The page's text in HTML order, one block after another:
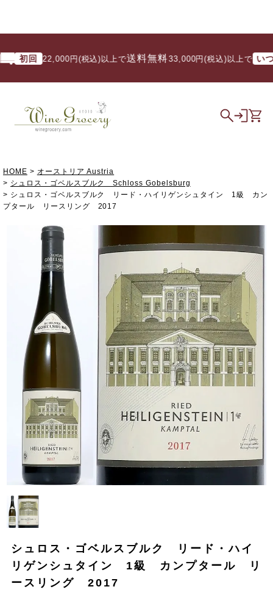
回 22,000円(税込)以上で送料無料/ 33,000円(税込)以上で いつでも
HOME
オーストリア Austria
シュロス・ゴベルスブルク Schloss Gobelsburg
シュロス・ゴベルスブルク リード・ハイリゲンシュタイン 1級 カン
プタール リースリング 2017
シュロス・ゴベルスブルク リード・ハイ
リゲンシュタイン 1級 カンプタール リ
ースリング 2017